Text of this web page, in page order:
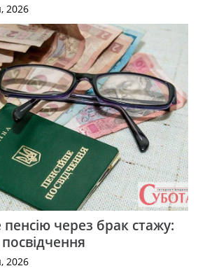
2026
через брак стажу:
2026